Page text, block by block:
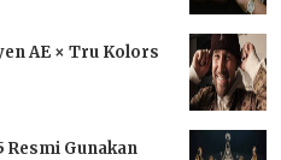
AE × Tru Kolors
Gunakan